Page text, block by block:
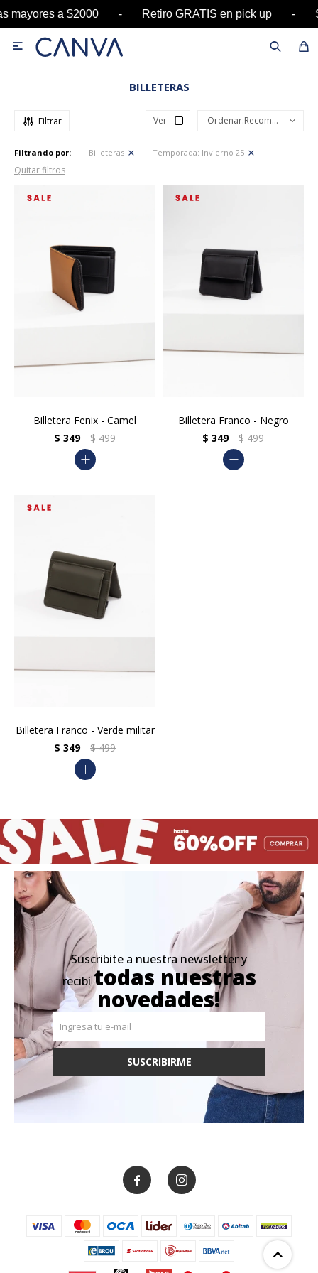
mayores a $2000 - Retiro GRATIS en pick up

BILLETERAS
Ver Recomendados
Filtrando por: Billeteras Temporada: Invierno 25
Quitar filtros
Billetera Fenix - Camel
$ 349 $ 499
add
Billetera Franco - Negro
$ 349 $ 499
add
Billetera Franco - Verde militar
$ 349 $ 499
add
Suscribite a nuestra newsletter y
recibítodas nuestras
novedades!
SUSCRIBIRME
 